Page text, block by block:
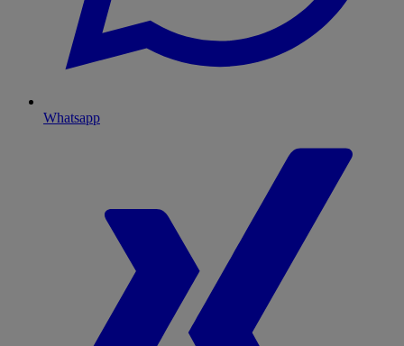
Whatsapp